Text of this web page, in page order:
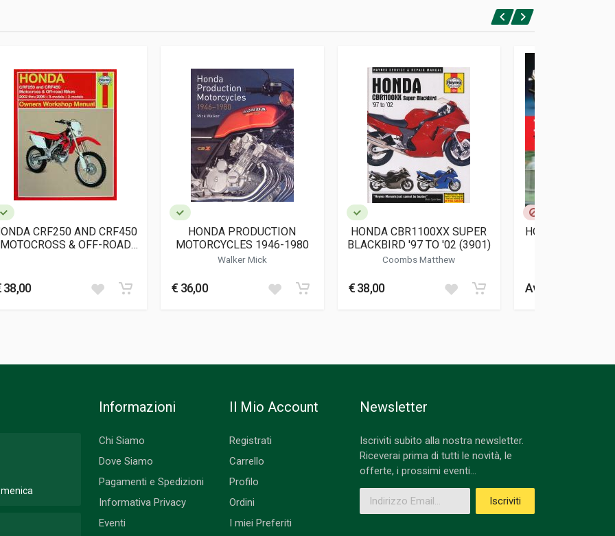
Asi
CRF250 AND CRF450
MOTOCROSS & OFF-ROAD
REPAIR MANUAL (2630)
38,00
HONDA PRODUCTION
MOTORCYCLES 1946-1980
Walker Mick
€ 36,00
HONDA CBR1100XX SUPER
BLACKBIRD '97 TO '02 (3901)
Coombs Matthew
€ 38,00
HONDA V4 - THE
Avvisami
Informazioni
Chi Siamo
Dove Siamo
Pagamenti e Spedizioni
Informativa Privacy
Eventi
Il Mio Account
Registrati
Carrello
Profilo
Ordini
I miei Preferiti
Newsletter
Iscriviti subito alla nostra newsletter.
Riceverai prima di tutti le novità, le
offerte, i prossimi eventi...
Indirizzo Email
Iscriviti